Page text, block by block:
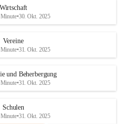
Wirtschaft
•30. Okt. 2025
Vereine
•31. Okt. 2025
und Beherbergung
•31. Okt. 2025
Schulen
•31. Okt. 2025